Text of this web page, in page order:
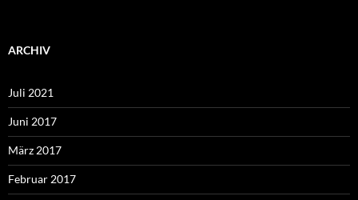
ARCHIV
Juli 2021
Juni 2017
März 2017
Februar 2017